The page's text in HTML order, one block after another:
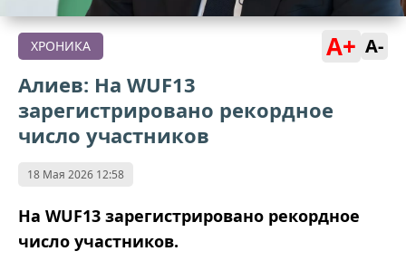
ХРОНИКА A+ A-
Алиев: На WUF13
зарегистрировано рекордное
число участников
18 Мая 2026 12:58
На WUF13 зарегистрировано рекордное
число участников.